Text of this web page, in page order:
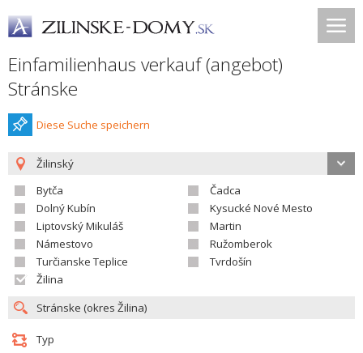
Einfamilienhaus verkauf (angebot)
Stránske
Diese Suche speichern
Žilinský
Bytča
Čadca
Dolný Kubín
Kysucké Nové Mesto
Liptovský Mikuláš
Martin
Námestovo
Ružomberok
Turčianske Teplice
Tvrdošín
Žilina
Typ